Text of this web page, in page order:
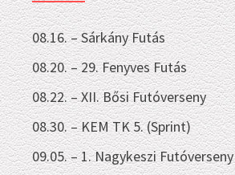
08.16. – Sárkány Futás
08.20. – 29. Fenyves Futás
08.22. – XII. Bősi Futóverseny
08.30. – KEM TK 5. (Sprint)
09.05. – 1. Nagykeszi Futóverseny